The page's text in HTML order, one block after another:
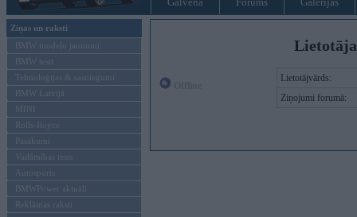
Ziņas un raksti
BMW modeļu jaunumi
BMW testi
Tehnoloģijas & sasniegumi
BMW Latvijā
MINI
Rolls-Royce
Pasākumi
Vadāmības tests
Autosports
BMWPower aktuāli
Reklāmas raksti
Lietotājvārds:
Ziņojumi forumā: